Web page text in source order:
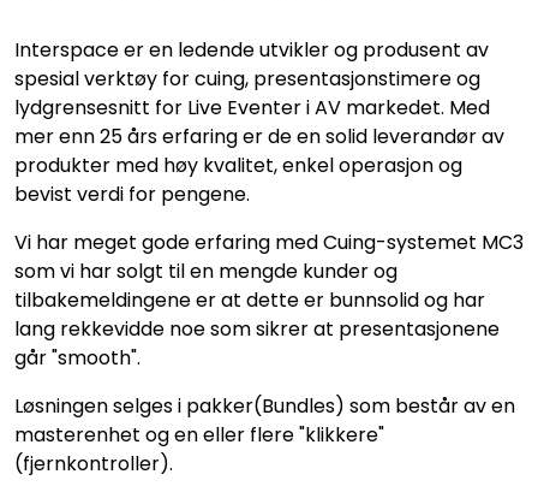
Interspace er en ledende utvikler og produsent av
spesial verktøy for cuing, presentasjonstimere og
lydgrensesnitt for Live Eventer i AV markedet. Med
mer enn 25 års erfaring er de en solid leverandør av
produkter med høy kvalitet, enkel operasjon og
bevist verdi for pengene.
Vi har meget gode erfaring med Cuing-systemet MC3
som vi har solgt til en mengde kunder og
tilbakemeldingene er at dette er bunnsolid og har
lang rekkevidde noe som sikrer at presentasjonene
går "smooth".
Løsningen selges i pakker(Bundles) som består av en
masterenhet og en eller flere "klikkere"
(fjernkontroller).
VAREMERKER
AKTUELT
BRUKT
SAMTALEROM